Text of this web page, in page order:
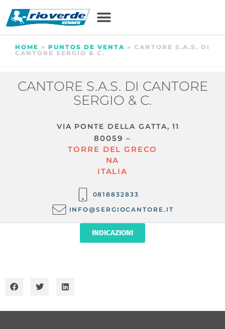
HOME » PUNTOS DE VENTA » CANTORE S.A.S. DI
CANTORE SERGIO & C.
CANTORE S.A.S. DI CANTORE
SERGIO & C.
VIA PONTE DELLA GATTA, 11
80059 –
TORRE DEL GRECO
NA
ITALIA
0818832833
INFO@SERGIOCANTORE.IT
INDICAZIONI